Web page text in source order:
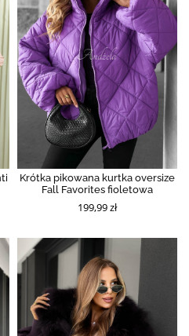
Krótka pikowana kurtka oversize
Fall Favorites fioletowa
199,99 zł